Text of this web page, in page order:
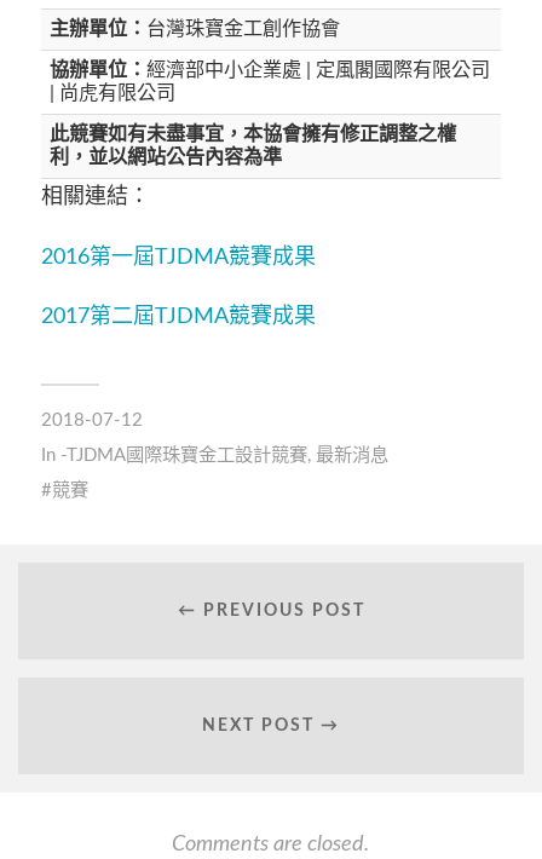
主辦單位： 台灣珠寶金工創作協會
協辦單位：經濟部中小企業處 | 定風閣國際有限公司
| 尚虎有限公司
此競賽如有未盡事宜，本協會擁有修正調整之權
利，並以網站公告內容為準
相關連結：
2016第一屆TJDMA競賽成果
2017第二屆TJDMA競賽成果
2018-07-12
In -TJDMA國際珠寶金工設計競賽, 最新消息
競賽
← PREVIOUS POST
NEXT POST →
Comments are closed.